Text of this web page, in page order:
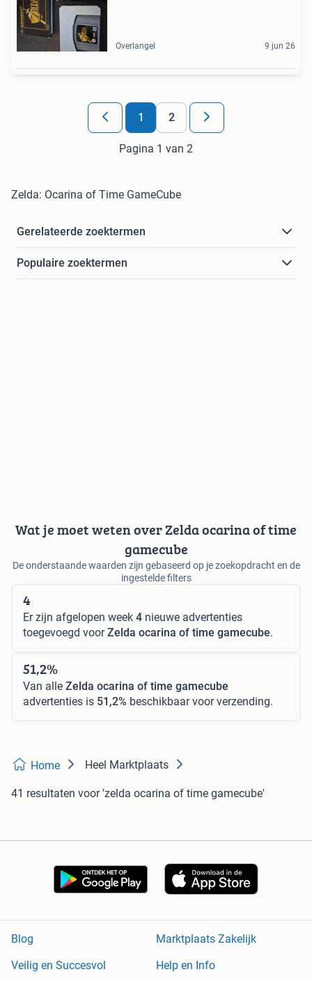
Overlangel 9 jun 26
1 2
Pagina 1 van 2
Zelda: Ocarina of Time GameCube
Gerelateerde zoektermen
Populaire zoektermen
Wat je moet weten over Zelda ocarina of time
gamecube
De onderstaande waarden zijn gebaseerd op je zoekopdracht en de
ingestelde filters
4
Er zijn afgelopen week 4 nieuwe advertenties
toegevoegd voorZelda ocarina of time gamecube.
51,2%
Van alle Zelda ocarina of time gamecube
advertenties is 51,2% beschikbaar voor verzending.
Home Heel Marktplaats
41 resultaten voor 'zelda ocarina of time gamecube'
Blog
Marktplaats Zakelijk
Veilig en Succesvol
Help en Info